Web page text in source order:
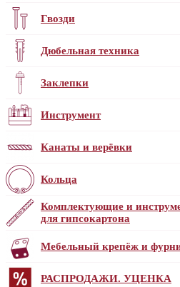
Гвозди
Дюбельная техника
Заклепки
Инструмент
Канаты и верёвки
Кольца
Комплектующие и
для гипсокартона
Мебельный крепёж и
РАСПРОДАЖИ. УЦЕНКА